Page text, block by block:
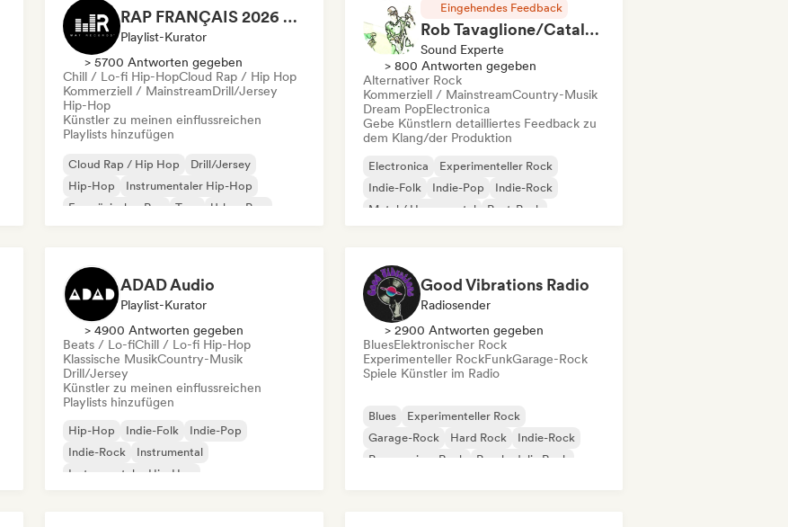
RAP FRANÇAIS 2026 🔥🇫🇷 (Way Records)
Playlist-Kurator
> 5700 Antworten gegeben
Chill / Lo-fi Hip-HopCloud Rap / Hip Hop
Kommerziell / MainstreamDrill/Jersey
Hip-Hop
Künstler zu meinen einflussreichen
Playlists hinzufügen
Cloud Rap / Hip Hop
Drill/Jersey
Hip-Hop
Instrumentaler Hip-Hop
Französischer Rap
Trap
Urban Pop
Eingehendes Feedback
Rob Tavaglione/Catalyst Recording
Sound Experte
> 800 Antworten gegeben
Alternativer Rock
Kommerziell / MainstreamCountry-Musik
Dream PopElectronica
Gebe Künstlern detailliertes Feedback zu
dem Klang/der Produktion
Electronica
Experimenteller Rock
Indie-Folk
Indie-Pop
Indie-Rock
Metal / Heavy metal
Post-Punk
ADAD Audio
Playlist-Kurator
> 4900 Antworten gegeben
Beats / Lo-fiChill / Lo-fi Hip-Hop
Klassische MusikCountry-Musik
Drill/Jersey
Künstler zu meinen einflussreichen
Playlists hinzufügen
Hip-Hop Indie-Folk
Indie-Pop
Indie-Rock
Instrumental
Instrumentaler Hip-Hop
Good Vibrations Radio
Radiosender
> 2900 Antworten gegeben
BluesElektronischer Rock
Experimenteller RockFunkGarage-Rock
Spiele Künstler im Radio
Blues
Experimenteller Rock
Garage-Rock
Hard Rock
Indie-Rock
Progressiver Rock
Psychedelic Rock